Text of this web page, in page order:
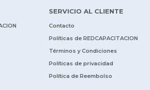
SERVICIO AL CLIENTE
Contacto
Políticas de REDCAPACITACION
Términos y Condiciones
Políticas de privacidad
Política de Reembolso